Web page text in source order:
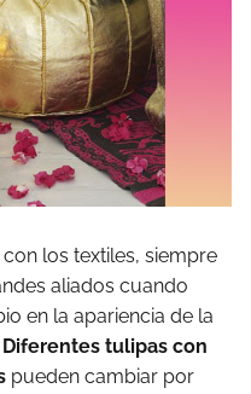
los textiles, siempre
aliados cuando
en la apariencia de la
Diferentes tulipas con
pueden cambiar por